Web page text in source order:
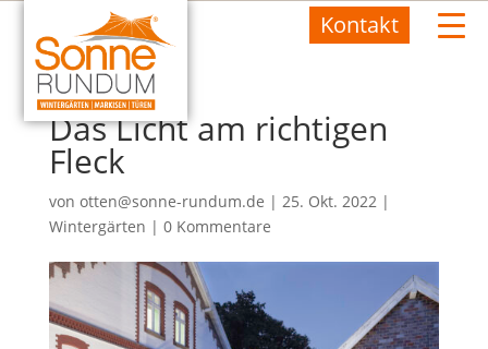
Kontakt
Das Licht am richtigen
Fleck
von otten@sonne-rundum.de | 25. Okt. 2022|
Wintergärten | 0 Kommentare